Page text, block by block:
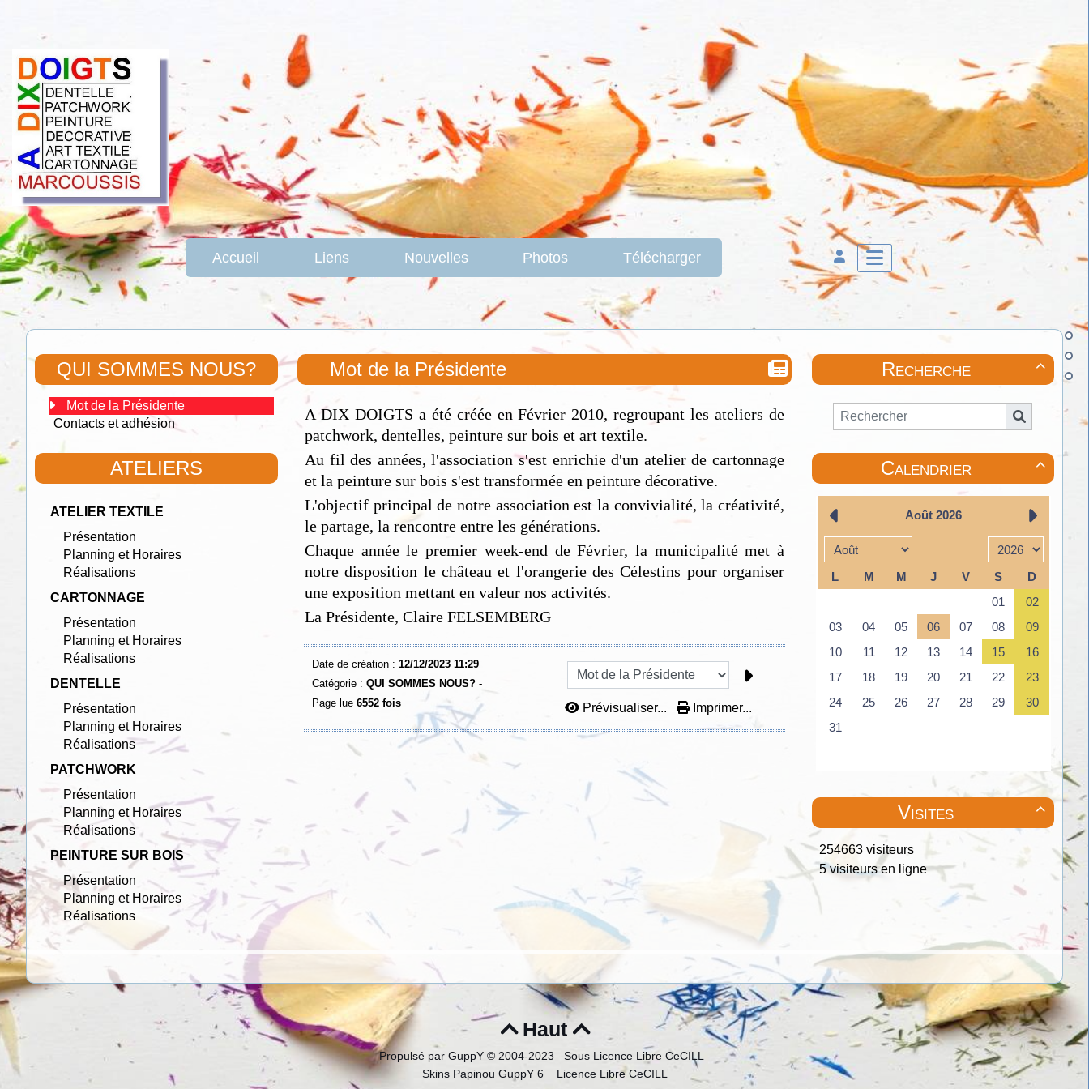
Accueil Liens Nouvelles Photos Télécharger
QUI SOMMES NOUS?
Mot de la Présidente
Contacts et adhésion
ATELIERS
ATELIER TEXTILE
Présentation
Planning et Horaires
Réalisations
CARTONNAGE
Présentation
Planning et Horaires
Réalisations
DENTELLE
Présentation
Planning et Horaires
Réalisations
PATCHWORK
Présentation
Planning et Horaires
Réalisations
PEINTURE SUR BOIS
Présentation
Planning et Horaires
Réalisations
Mot de la Présidente
A DIX DOIGTS a été créée en Février 2010, regroupant les ateliers de
patchwork, dentelles, peinture sur bois et art textile.
Au fil des années, l'association s'est enrichie d'un atelier de cartonnage
et la peinture sur bois s'est transformée en peinture décorative.
L'objectif principal de notre association est la convivialité, la créativité,
le partage, la rencontre entre les générations.
Chaque année le premier week-end de Février, la municipalité met à
notre disposition le château et l'orangerie des Célestins pour organiser
une exposition mettant en valeur nos activités.
La Présidente, Claire FELSEMBERG
Date de création : 12/12/2023 11:29
Catégorie : QUI SOMMES NOUS? -
Page lue 6552 fois Prévisualiser... Imprimer...

Recherche

Calendrier

Visites
254663 visiteurs
5 visiteurs en ligne
Haut 
Propulsé par GuppY © 2004-2023
Sous Licence Libre CeCILL
Skins Papinou GuppY 6
Licence Libre CeCILL